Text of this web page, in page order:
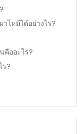
าไหม้ได้อย่างไร?
คืออะไร?
ร?